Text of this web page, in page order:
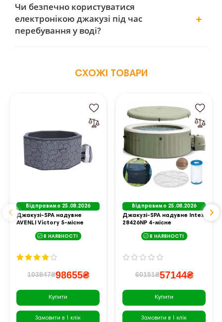
Чи безпечно користуватися
електронікою джакузі під час
перебування у воді?
СХОЖІ ТОВАРИ
Відправимо 25.08.2026
Джакузі-SPA надувне
AVENLI Victory 5-місне
В НАЯВНОСТІ
103847₴98655₴
Купити
Замовити в 1 клік
Відправимо 25.08.2026
Джакузі-SPA надувне Intex
28426NP 4-місне
В НАЯВНОСТІ
60151₴57144₴
Купити
Замовити в 1 клік